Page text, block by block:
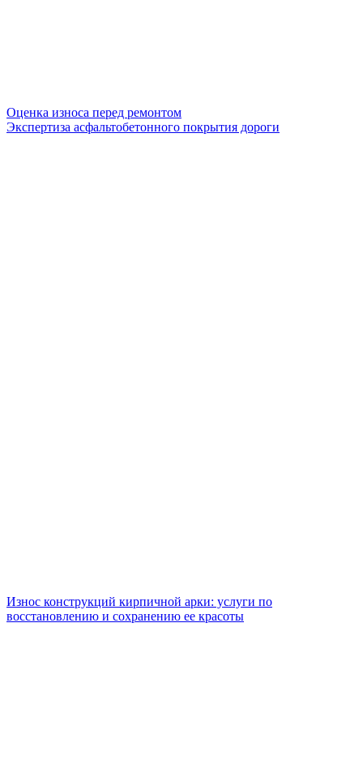
Оценка износа перед ремонтом
Экспертиза асфальтобетонного покрытия дороги
Износ конструкций кирпичной арки: услуги по
восстановлению и сохранению ее красоты